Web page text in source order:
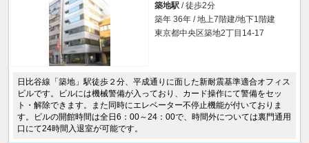
築地駅 / 徒歩2分
築年 36年 / 地上7階建/地下1階建
東京都中央区築地2丁目14-17
日比谷線「築地」駅徒歩２分、平成通りに面した新耐震基準適合オフィス
ビルです。ビルには機械警備が入っており、カード操作にて警備をセッ
ト・解除できます。また同時にエレベーター不停止機能が付いておりま
す。ビルの開館時間は全日6：00～24：00で、時間外については裏門通用
口にて24時間入退室が可能です。